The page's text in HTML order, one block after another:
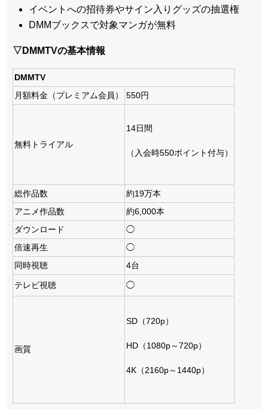
イベントへの招待券やサイン入りグッズの抽選権
DMMブックスで対象マンガが無料
▽DMMTVの基本情報
DMMTV
月額料金（プレミアム会員）
550円
無料トライアル
14日間
（入会時550ポイント付与）
総作品数
約19万本
アニメ作品数
約6,000本
ダウンロード
◯
倍速再生
◯
同時視聴
4台
テレビ視聴 ◯
画質
SD（720p）
HD（1080p～720p）
4K（2160p～1440p）